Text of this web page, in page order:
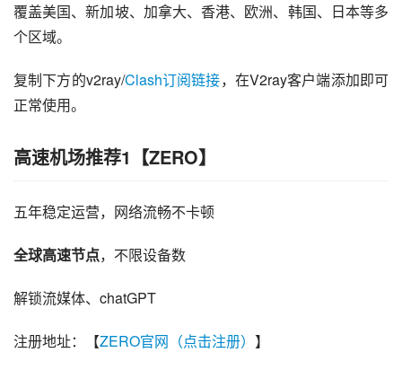
覆盖美国、新加坡、加拿大、香港、欧洲、韩国、日本等多
个区域。
复制下方的v2ray/Clash订阅链接，在V2ray客户端添加即可
正常使用。
高速机场推荐1【ZERO】
五年稳定运营，网络流畅不卡顿
全球高速节点，不限设备数
解锁流媒体、chatGPT
注册地址：【ZERO官网（点击注册） 】